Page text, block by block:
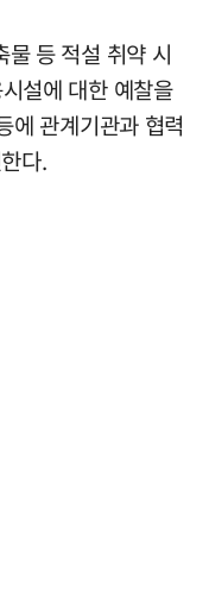
등 적설 취약 시
설에 대한 예찰을
에 관계기관과 협력
다.